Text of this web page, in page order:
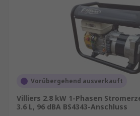
Vorübergehend ausverkauft
Villiers 2.8 kW 1-Phasen
3.6 L, 96 dBA BS4343-Anschluss